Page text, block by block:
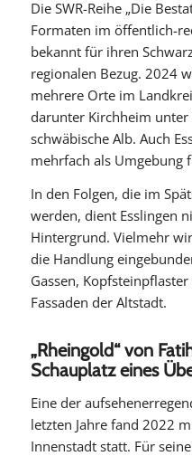
Die SWR-Reihe „Die
Formaten im öffentlich-
bekannt für ihren
regionalen Bezug. 2024
mehrere Orte im
darunter Kirchheim
schwäbische Alb. Auch
mehrfach als Umgebung
In den Folgen, die im
werden, dient Esslingen
Hintergrund. Vielmehr
die Handlung
Gassen,
Fassaden der Altstadt.
„Rheingold“ von
Schauplatz eines
Eine der
letzten Jahre fand 2022
Innenstadt statt. Für